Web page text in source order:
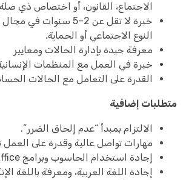
الاجتماع، القانون، أو اختصاص ذي
خبرة لا تقل عن 2–5
النوع الاجتماعي أو الحماية.
معرفة جيدة بإدارة الحالات ومعايير
خبرة في العمل مع المنظمات
القدرة على التعامل مع الحالات
متطلبات إضافية
الالتزام بمبدأ “عدم إلحاق الضرر”.
مهارات تواصل عالية وقدرة على
إجادة استخدام الحاسوب وبرامج Microsoft Office.
إجادة اللغة العربية، ومعرفة باللغة